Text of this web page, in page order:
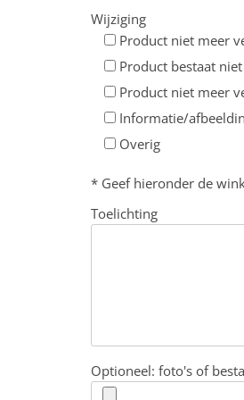
Wijziging
Product niet meer
Product bestaat
Product niet meer
Informatie/
Overig
* Geef hieronder de
Toelichting
Optioneel: foto's of